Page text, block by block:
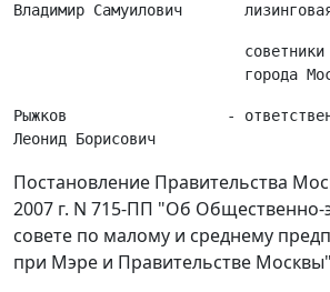
Рыжков                  -
Постановление Правительства
2007 г. N 715-ПП "Об Общественно-
совете по малому и среднему
при Мэре и Правительстве Москвы"